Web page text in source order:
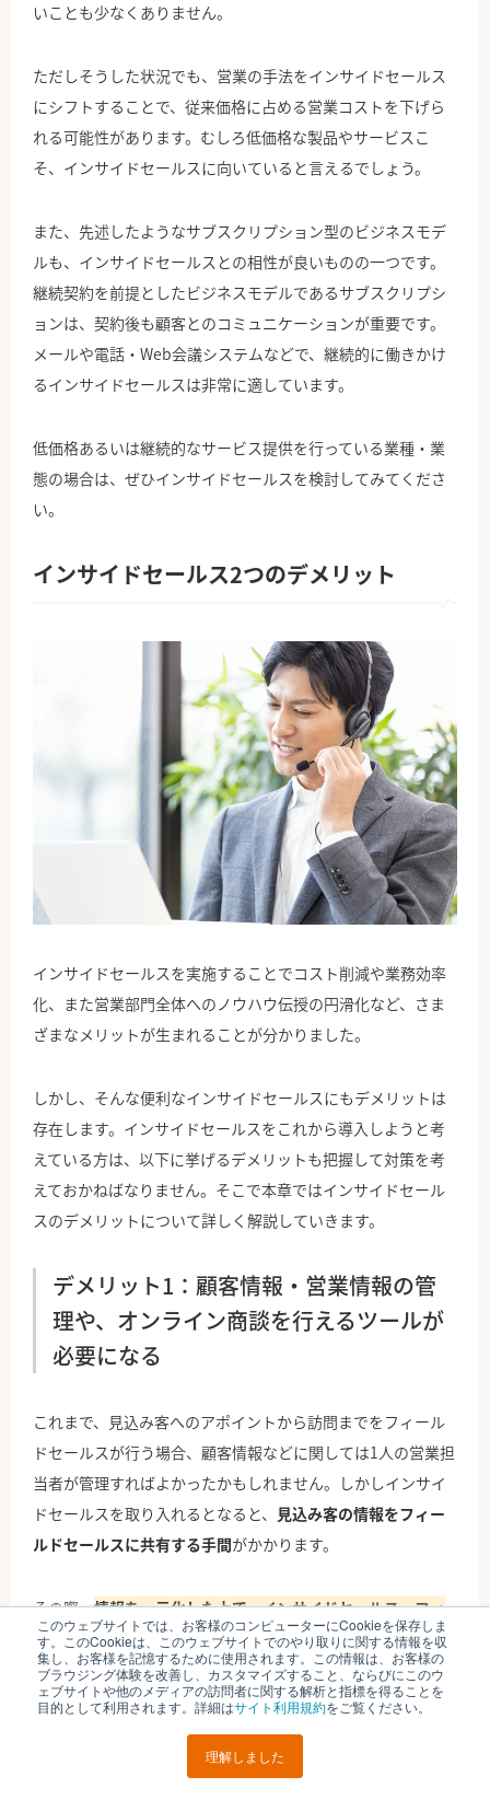
このウェブサイトでは、お客様のコンピューターにCookieを保存しま
す。このCookieは、このウェブサイトでのやり取りに関する情報を収
集し、お客様を記憶するために使用されます。この情報は、お客様の
ブラウジング体験を改善し、カスタマイズすること、ならびにこのウ
ェブサイトや他のメディアの訪問者に関する解析と指標を得ることを
目的として利用されます。詳細はサイト利用規約をご覧ください。
理解しました
いことも少なくありません。
ただしそうした状況でも、営業の手法をインサイドセールス
にシフトすることで、従来価格に占める営業コストを下げら
れる可能性があります。むしろ低価格な製品やサービスこ
そ、インサイドセールスに向いていると言えるでしょう。
また、先述したようなサブスクリプション型のビジネスモデ
ルも、インサイドセールスとの相性が良いものの一つです。
継続契約を前提としたビジネスモデルであるサブスクリプシ
ョンは、契約後も顧客とのコミュニケーションが重要です。
メールや電話・Web会議システムなどで、継続的に働きかけ
るインサイドセールスは非常に適しています。
低価格あるいは継続的なサービス提供を行っている業種・業
態の場合は、ぜひインサイドセールスを検討してみてくださ
い。
インサイドセールス2つのデメリット
インサイドセールスを実施することでコスト削減や業務効率
化、また営業部門全体へのノウハウ伝授の円滑化など、さま
ざまなメリットが生まれることが分かりました。
しかし、そんな便利なインサイドセールスにもデメリットは
存在します。インサイドセールスをこれから導入しようと考
えている方は、以下に挙げるデメリットも把握して対策を考
えておかねばなりません。そこで本章ではインサイドセール
スのデメリットについて詳しく解説していきます。
デメリット1：顧客情報・営業情報の管
理や、オンライン商談を行えるツールが
必要になる
これまで、見込み客へのアポイントから訪問までをフィール
ドセールスが行う場合、顧客情報などに関しては1人の営業担
当者が管理すればよかったかもしれません。しかしインサイ
ドセールスを取り入れるとなると、 見込み客の情報をフィー
ルドセールスに共有する手間がかかります。
その際、情報を一元化した上で、インサイドセールス・フィ
ールドセールスの双方に共有できるようなシステムや仕組み
を構築する必要もあるでしょう。マーケティングからセール
ス部門に情報が共有されるための導線も考えなければいけま